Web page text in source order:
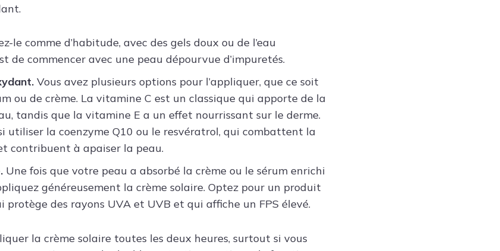
le comme d’habitude, avec des gels doux ou de l’eau
de commencer avec une peau dépourvue d’impuretés.
Vous avez plusieurs options pour l’appliquer, que ce soit
ou de crème. La vitamine C est un classique qui apporte de la
tandis que la vitamine E a un effet nourrissant sur le derme.
utiliser la coenzyme Q10 ou le resvératrol, qui combattent la
contribuent à apaiser la peau.
Une fois que votre peau a absorbé la crème ou le sérum enrichi
généreusement la crème solaire. Optez pour un produit
protège des rayons UVA et UVB et qui affiche un FPS élevé.
la crème solaire toutes les deux heures, surtout si vous